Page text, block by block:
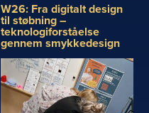
W26: Fra digitalt design
til støbning –
teknologiforståelse
gennem smykkedesign